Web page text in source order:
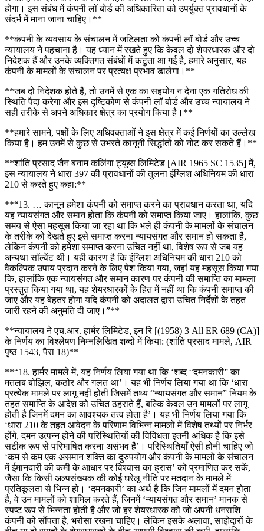
होगा। इस संबंध में कंपनी लॉ बोर्ड की अधिकारिता को उपर्युक्त प्रावधानों के
संदर्भ में माना जाना चाहिए।**
**कंपनी के व्यवसाय के संचालन में जटिलता को कंपनी लॉ बोर्ड और उच्च
न्यायालय ने पहचाना है। यह ध्यान में रखते हुए कि केवल दो शेयरधारक और दो
निदेशक हैं और उनके व्यक्तिगत संबंधों में कटुता आ गई है, हमारे अनुसार, यह
कंपनी के मामलों के संचालन पर प्रत्यक्ष प्रभाव डालेगा।**
**जब दो निदेशक होते हैं, तो उनमें से एक का सहयोग न देना एक गतिरोध की
स्थिति पैदा करेगा और इस दृष्टिकोण से कंपनी लॉ बोर्ड और उच्च न्यायालय ने
सही तरीके से अपने अधिकार क्षेत्र का प्रयोग किया है।**
**हमारे सामने, पक्षों के लिए अधिवक्ताओं ने इस क्षेत्र में कई निर्णयों का उल्लेख
किया है। हम उनमें से कुछ से उभरते कानूनी सिद्धांतों को नोट कर सकते हैं।**
**शांति प्रसाद जैन बनाम कलिंगा ट्यूब्स लिमिटेड [AIR 1965 SC 1535] में,
इस न्यायालय ने धारा 397 की प्रावधानों की तुलना इंग्लिश अधिनियम की धारा
210 से करते हुए कहा:**
**“13. … कानून हमेशा कंपनी को समाप्त करने का प्रावधान करता था, यदि
यह न्यायसंगत और समान होता कि कंपनी को समाप्त किया जाए। हालांकि, कुछ
समय से ऐसा महसूस किया जा रहा था कि भले ही कंपनी के मामलों के संचालन
के तरीके को देखते हुए इसे समाप्त करना न्यायसंगत और समान हो सकता है,
लेकिन कंपनी को हमेशा समाप्त करना उचित नहीं था, विशेष रूप से जब यह
अन्यथा सॉल्वेंट थी। यही कारण है कि इंग्लिश अधिनियम की धारा 210 को
वैकल्पिक उपाय प्रदान करने के लिए पेश किया गया, जहां यह महसूस किया गया
कि, हालांकि एक न्यायसंगत और समान कारण पर कंपनी की समाप्ति का मामला
प्रस्तुत किया गया था, यह शेयरधारकों के हित में नहीं था कि कंपनी समाप्त की
जाए और यह बेहतर होगा यदि कंपनी को अदालत द्वारा उचित निर्देशों के तहत
जारी रहने की अनुमति दी जाए।”**
**न्यायालय ने एच.आर. हार्मर लिमिटेड, इन रि [(1958) 3 All ER 689 (CA)]
के निर्णय का विश्लेषण निम्नलिखित शब्दों में किया: (शांति प्रसाद मामले, AIR
पृष्ठ 1543, पैरा 18)**
**“18. हार्मर मामले में, यह निर्णय लिया गया था कि ‘शब्द “दमनकारी” का
मतलब बोझिल, कठोर और गलत था’। यह भी निर्णय लिया गया था कि ‘धारा
प्रत्येक मामले पर लागू नहीं होती जिसमें तथ्य “न्यायसंगत और समान” नियम के
तहत समाप्ति के आदेश को उचित ठहराते हैं, बल्कि केवल उन मामलों पर लागू
होती है जिनमें दमन का आवश्यक तत्व होता है’। यह भी निर्णय लिया गया कि
‘धारा 210 के तहत आवेदन के परिणाम विभिन्न मामलों में विशेष तथ्यों पर निर्भर
होंगे, दमन उत्पन्न होने की परिस्थितियों की विविधता इतनी अधिक है कि इसे
सटीक रूप से परिभाषित करना असंभव है’। परिस्थितियाँ ऐसी होनी चाहिए जो
‘कम से कम एक असमान शक्ति का दुरुपयोग और कंपनी के मामलों के संचालन
में ईमानदारी की कमी के आधार पर विश्वास का ह्रास’ को प्रमाणित कर सकें,
जैसा कि किसी अल्पसंख्यक की कोई घरेलू नीति पर मतदान के मामले में
प्रतिकूलता से भिन्न हो। ‘दमनकारी’ का अर्थ है कि जिन मामलों में दमन होता
है, वे उन मामलों को शामिल करते हैं, जिनमें ‘न्यायसंगत और समान’ मानक से
स्पष्ट रूप से भिन्नता होती है और जो हर शेयरधारक को जो अपनी धनराशि
कंपनी को सौंपता है, भरोसा रखना चाहिए। लेकिन इसके अलावा, साझेदारों के